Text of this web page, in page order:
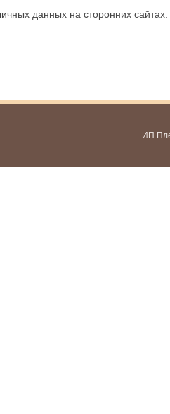
данных на сторонних сайтах.
ИП